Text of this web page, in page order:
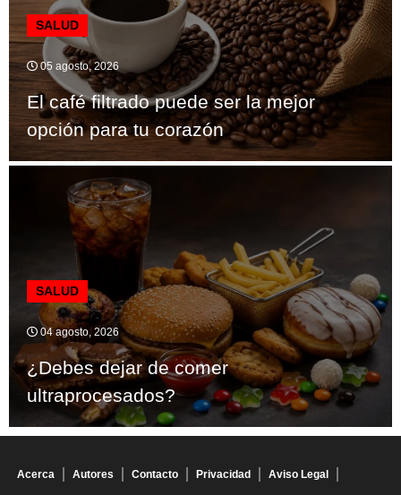
SALUD
05 agosto, 2026
El café filtrado puede ser la mejor
opción para tu corazón
SALUD
04 agosto, 2026
¿Debes dejar de comer
ultraprocesados?
Acerca Autores Contacto Privacidad Aviso Legal